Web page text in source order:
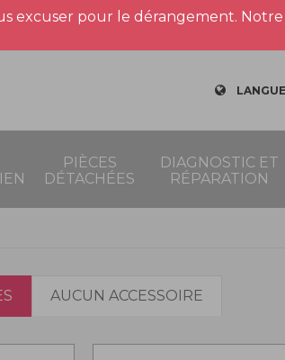
excuser pour le dérangement.
PIÈCES
DÉTACHÉES
DIAGNOSTIC ET
RÉPARATION
AUCUN ACCESSOIRE